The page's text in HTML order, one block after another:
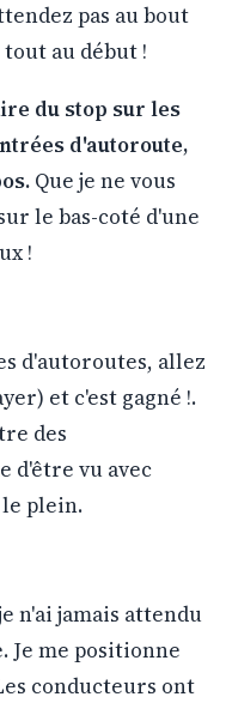
pas au bout
au début !
du stop sur les
d'autoroute,
Que je ne vous
le bas-coté d'une
!
d'autoroutes, allez
et c'est gagné !.
des
d'être vu avec
plein.
n'ai jamais attendu
Je me positionne
conducteurs ont